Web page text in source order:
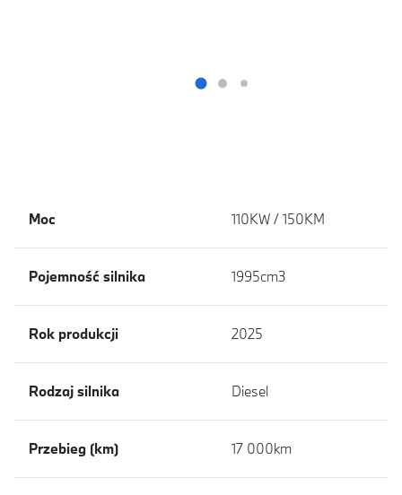
Moc 110KW / 150KM
Pojemność silnika 1995cm3
Rok produkcji 2025
Rodzaj silnika Diesel
Przebieg (km) 17 000km